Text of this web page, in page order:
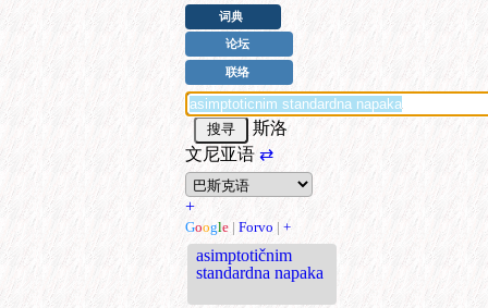
词典
论坛
联络
斯洛
文尼亚语 ⇄
+
Google | Forvo | +
asimptotičnim
standardna napaka